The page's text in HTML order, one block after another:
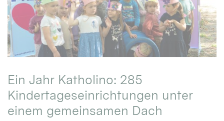
Ein Jahr Katholino: 285
Kindertageseinrichtungen unter
einem gemeinsamen Dach